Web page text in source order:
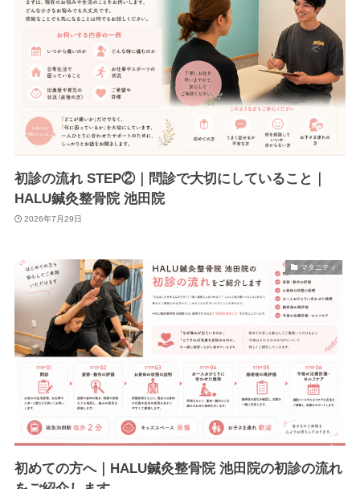
初診の流れ STEP②｜問診で大切にしていること｜
HALU鍼灸整骨院 池田院
2026年7月29日
マタニティ
初めての方へ｜HALU鍼灸整骨院 池田院の初診の流れ